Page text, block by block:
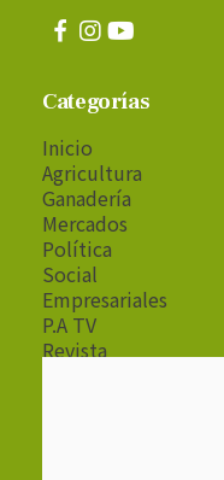
Categorías
Inicio
Agricultura
Ganadería
Mercados
Política
Social
Empresariales
P.A TV
Revista